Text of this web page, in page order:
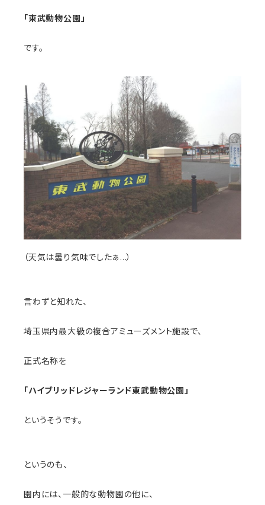
「東武動物公園」
です。
（天気は曇り気味でしたぁ…）
言わずと知れた、
埼玉県内最大級の複合アミューズメント施設で、
正式名称を
「ハイブリッドレジャーランド東武動物公園」
というそうです。
というのも、
園内には、一般的な動物園の他に、